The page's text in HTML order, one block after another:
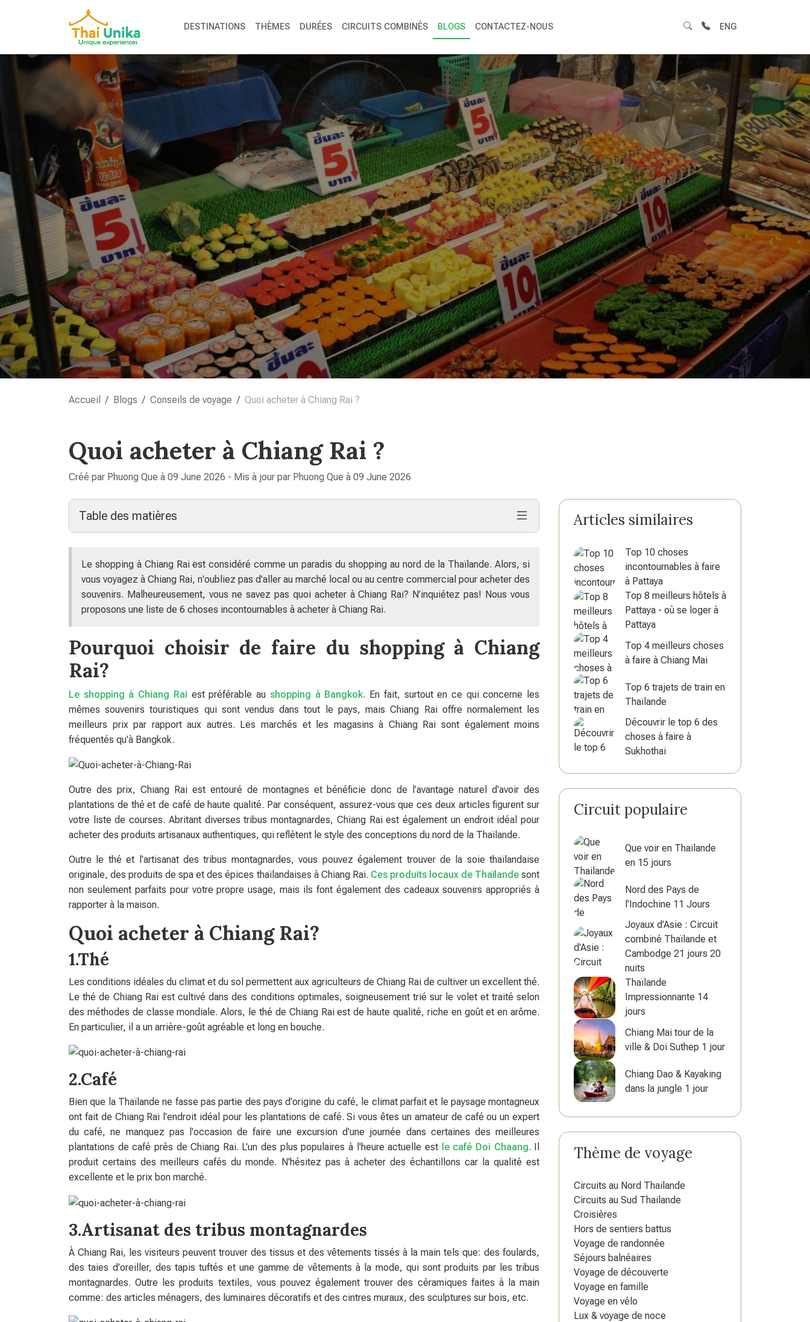
DESTINATIONS THÈMES DURÉES CIRCUITS COMBINÉS BLOGS CONTACTEZ-NOUS ENG
Accueil Blogs Conseils de voyage Quoi acheter à Chiang Rai ?
Quoi acheter à Chiang Rai ?
Créé par Phuong Que à 09 June 2026 - Mis à jour par Phuong Que à 09 June 2026
Table des matières
Le shopping à Chiang Rai est considéré comme un paradis du shopping au nord de la Thaïlande. Alors, si
vous voyagez à Chiang Rai, n'oubliez pas d’aller au marché local ou au centre commercial pour acheter des
souvenirs. Malheureusement, vous ne savez pas quoi acheter à Chiang Rai? N’inquiétez pas! Nous vous
proposons une liste de 6 choses incontournables à acheter à Chiang Rai.
Pourquoi choisir de faire du shopping à Chiang
Rai?
Le shopping à Chiang Rai est préférable au shopping à Bangkok. En fait, surtout en ce qui concerne les
mêmes souvenirs touristiques qui sont vendus dans tout le pays, mais Chiang Rai offre normalement les
meilleurs prix par rapport aux autres. Les marchés et les magasins à Chiang Rai sont également moins
fréquentés qu'à Bangkok.
Outre des prix, Chiang Rai est entouré de montagnes et bénéficie donc de l'avantage naturel d'avoir des
plantations de thé et de café de haute qualité. Par conséquent, assurez-vous que ces deux articles figurent sur
votre liste de courses. Abritant diverses tribus montagnardes, Chiang Rai est également un endroit idéal pour
acheter des produits artisanaux authentiques, qui reflètent le style des conceptions du nord de la Thaïlande.
Outre le thé et l'artisanat des tribus montagnardes, vous pouvez également trouver de la soie thaïlandaise
originale, des produits de spa et des épices thaïlandaises à Chiang Rai. Ces produits locaux de Thaïlande sont
non seulement parfaits pour votre propre usage, mais ils font également des cadeaux souvenirs appropriés à
rapporter à la maison.
Quoi acheter à Chiang Rai?
1.Thé
Les conditions idéales du climat et du sol permettent aux agriculteurs de Chiang Rai de cultiver un excellent thé.
Le thé de Chiang Rai est cultivé dans des conditions optimales, soigneusement trié sur le volet et traité selon
des méthodes de classe mondiale. Alors, le thé de Chiang Rai est de haute qualité, riche en goût et en arôme.
En particulier, il a un arrière-goût agréable et long en bouche.
2.Café
Bien que la Thaïlande ne fasse pas partie des pays d'origine du café, le climat parfait et le paysage montagneux
ont fait de Chiang Rai l'endroit idéal pour les plantations de café. Si vous êtes un amateur de café ou un expert
du café, ne manquez pas l'occasion de faire une excursion d'une journée dans certaines des meilleures
plantations de café près de Chiang Rai. L'un des plus populaires à l'heure actuelle est le café Doi Chaang. Il
produit certains des meilleurs cafés du monde. N'hésitez pas à acheter des échantillons car la qualité est
excellente et le prix bon marché.
3.Artisanat des tribus montagnardes
À Chiang Rai, les visiteurs peuvent trouver des tissus et des vêtements tissés à la main tels que: des foulards,
des taies d'oreiller, des tapis tuftés et une gamme de vêtements à la mode, qui sont produits par les tribus
montagnardes. Outre les produits textiles, vous pouvez également trouver des céramiques faites à la main
comme: des articles ménagers, des luminaires décoratifs et des cintres muraux, des sculptures sur bois, etc.
Articles similaires
Top 10 choses
incontournables à faire
à Pattaya
Top 8 meilleurs hôtels à
Pattaya - où se loger à
Pattaya
Top 4 meilleurs choses
à faire à Chiang Mai
Top 6 trajets de train en
Thaïlande
Découvrir le top 6 des
choses à faire à
Sukhothai
Circuit populaire
Que voir en Thailande
en 15 jours
Nord des Pays de
l'Indochine 11 Jours
Joyaux d'Asie : Circuit
combiné Thaïlande et
Cambodge 21 jours 20
nuits
Thaïlande
Impressionnante 14
jours
Chiang Mai tour de la
ville & Doi Suthep 1 jour
Chiang Dao & Kayaking
dans la jungle 1 jour
Thème de voyage
Circuits au Nord Thailande
Circuits au Sud Thailande
Croisières
Hors de sentiers battus
Voyage de randonnée
Séjours balnéaires
Voyage de découverte
Voyage en famille
Voyage en vélo
Lux & voyage de noce